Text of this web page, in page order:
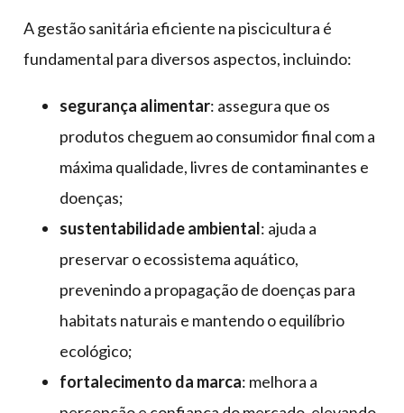
A gestão sanitária eficiente na piscicultura é
fundamental para diversos aspectos, incluindo:
segurança alimentar: assegura que os
produtos cheguem ao consumidor final com a
máxima qualidade, livres de contaminantes e
doenças;
sustentabilidade ambiental: ajuda a
preservar o ecossistema aquático,
prevenindo a propagação de doenças para
habitats naturais e mantendo o equilíbrio
ecológico;
fortalecimento da marca: melhora a